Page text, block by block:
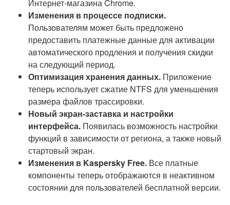
Интернет-магазина Chrome.
Изменения в процессе подписки.
Пользователям может быть предложено
предоставить платежные данные для активации
автоматического продления и получения скидки
на следующий период.
Оптимизация хранения данных. Приложение
теперь использует сжатие NTFS для уменьшения
размера файлов трассировки.
Новый экран-заставка и настройки
интерфейса. Появилась возможность настройки
функций в зависимости от региона, а также новый
стартовый экран.
Изменения в Kaspersky Free. Все платные
компоненты теперь отображаются в неактивном
состоянии для пользователей бесплатной версии.